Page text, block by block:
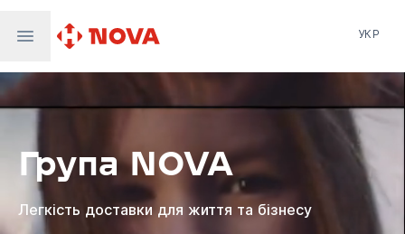
Nova Global
Nova Digital
Supernova Airlines
УКР
Група NOVA
Легкість доставки для життя та бізнесу